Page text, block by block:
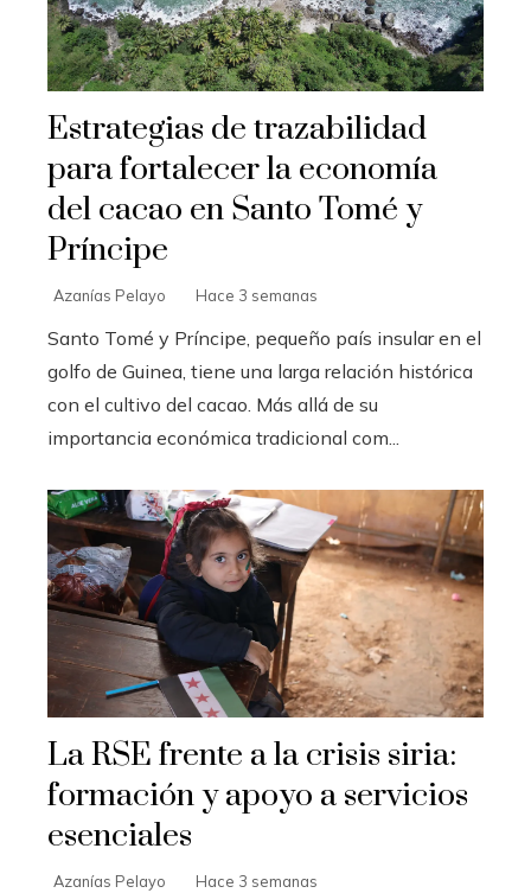
Estrategias de trazabilidad
para fortalecer la economía
del cacao en Santo Tomé y
Príncipe
Azanías Pelayo Hace 3 semanas
Santo Tomé y Príncipe, pequeño país insular en el
golfo de Guinea, tiene una larga relación histórica
con el cultivo del cacao. Más allá de su
importancia económica tradicional com...
La RSE frente a la crisis siria:
formación y apoyo a servicios
esenciales
Azanías Pelayo Hace 3 semanas